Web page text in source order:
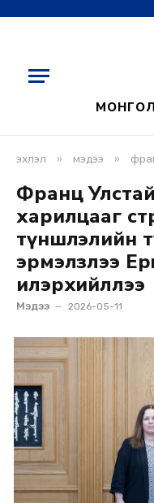
эхлэл » мэдээ » франц
Франц
харилцааг
түншлэлийн
эрмэлзлээ
илэрхийллээ
Мэдээ 2026-05-11